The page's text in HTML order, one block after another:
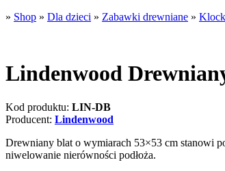
» Shop » Dla dzieci » Zabawki drewniane »
Lindenwood
Kod produktu: LIN-DB
Producent: Lindenwood
Drewniany blat o wymiarach 53×53 cm stanowi
niwelowanie nierówności podłoża.